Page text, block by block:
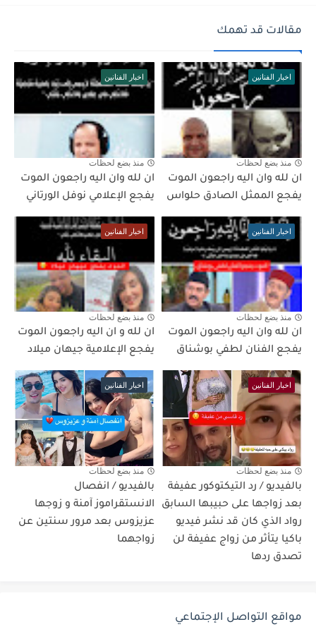
مقالات قد تهمك
اخبار الفنانين
منذ بضع لحظات
ان لله وان اليه راجعون الموت
يفجع الممثل الصادق حلواس
اخبار الفنانين
منذ بضع لحظات
ان لله وان اليه راجعون الموت
يفجع الإعلامي نوفل الورتاني
اخبار الفنانين
منذ بضع لحظات
ان لله وان اليه راجعون الموت
يفجع الفنان لطفي بوشناق
اخبار الفنانين
منذ بضع لحظات
ان لله و ان اليه راجعون الموت
يفجع الإعلامية جيهان ميلاد
اخبار الفنانين
منذ بضع لحظات
بالفيديو / رد التيكتوكور عفيفة
بعد زواجها على حبيبها السابق
رواد الذي كان قد نشر فيديو
باكيا يتأثر من زواج عفيفة لن
تصدق ردها
اخبار الفنانين
منذ بضع لحظات
بالفيديو / انفصال
الانستقراموز آمنة و زوجها
عزيزوس بعد مرور سنتين عن
زواجهما
مواقع التواصل الإجتماعي